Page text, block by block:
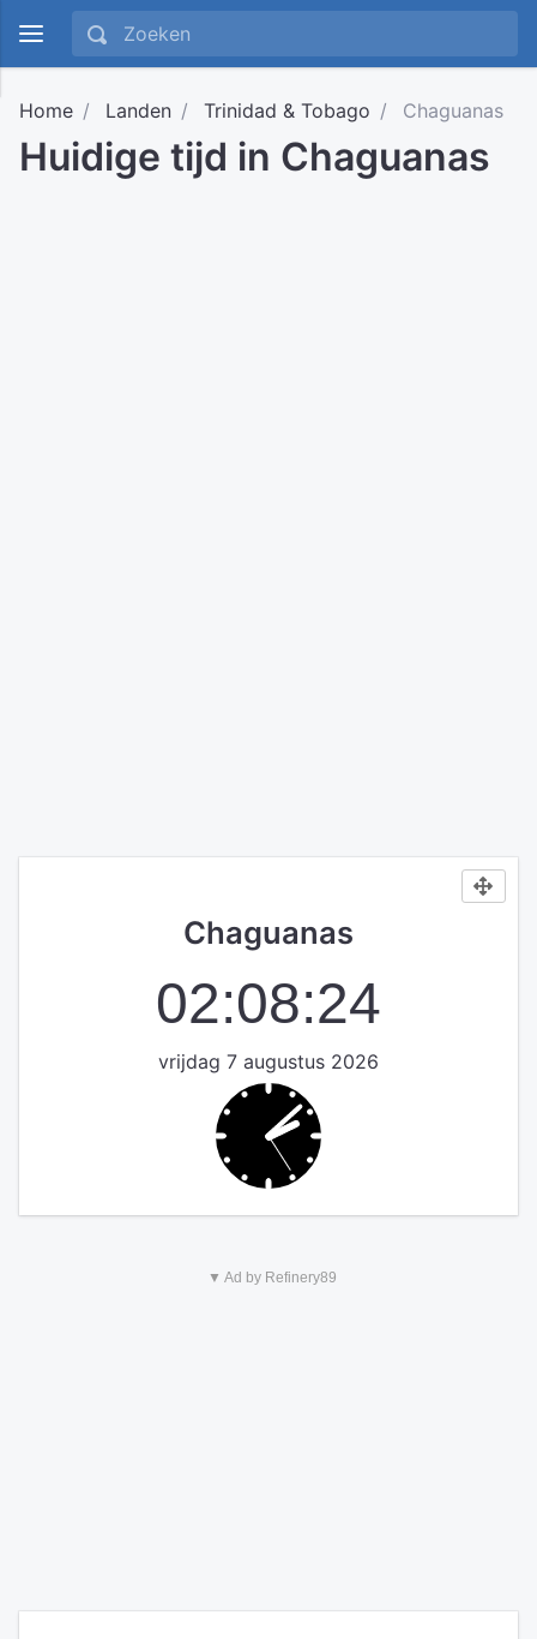
Home Landen Trinidad & Tobago Chaguanas
Huidige tijd in Chaguanas
Chaguanas
02:08:24
vrijdag 7 augustus 2026
▼ Ad by Refinery89